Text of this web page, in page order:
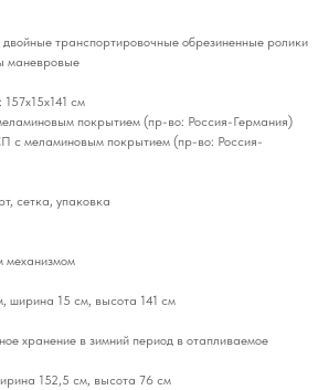
транспортировочные обрезиненные ролики
маневровые
см
покрытием (пр-во: Россия-Германия)
с меламиновым покрытием (пр-во: Россия-
сетка, упаковка
механизмом
ширина 15 см, высота 141 см
хранение в зимний период в отапливаемое
152,5 см, высота 76 см